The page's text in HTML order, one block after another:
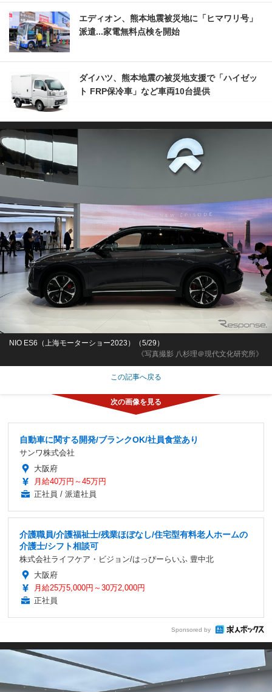
エディオン、熊本地震被災地に「ヒマワリ号」
派遣...家電無料点検を開始
ダイハツ、熊本地震の被災地支援で「ハイゼッ
ト FRP保冷車」など車両10台提供
《写真撮影 八杉理＠現代文化研究所》
NIO ES6（上海モーターショー2023）（5/29）
この記事へ戻る
自動車に関する開発/ブランクOK/社員食堂あり
サンワ株式会社
大阪府
月給40万円～45万円
正社員 / 派遣社員
介護職員/介護福祉士/残業ほぼなし/住宅型有料老人ホームの
介護士/シフト相談可
株式会社ライフケア・ビジョン/はっぴーらいふ 豊中北
大阪府
月給25万5,000円～30万2,000円
正社員
Sponsored by